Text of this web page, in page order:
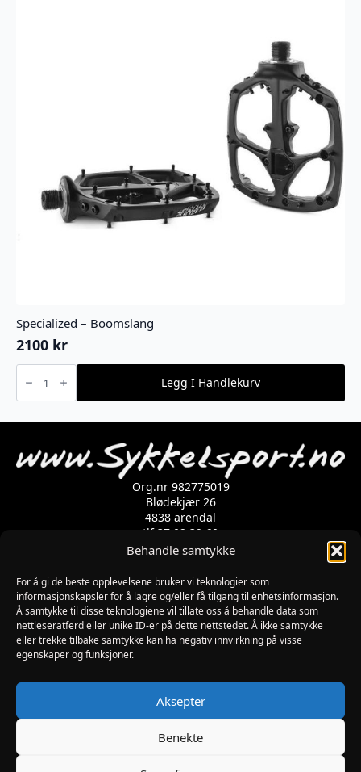
Behandle samtykke
For å gi de beste opplevelsene bruker vi teknologier som
informasjonskapsler for å lagre og/eller få tilgang til enhetsinformasjon.
Å samtykke til disse teknologiene vil tillate oss å behandle data som
nettleseratferd eller unike ID-er på dette nettstedet. Å ikke samtykke
eller trekke tilbake samtykke kan ha negativ innvirkning på visse
egenskaper og funksjoner.
Aksepter
Benekte
Specialized – Boomslang
2100 kr
Specialized
Boomslang
antall
Legg I Handlekurv
Org.nr 982775019
Blødekjær 26
4838 arendal
tlf 37 02 39 60
Kontaktskjema
Åpningstider
MANDAG-FREDAG: 09:00-17:00
LØRDAG: 10:00-15:00
SØNDAG: STENGT
PÅSKEAFTEN OG PINSEAFTEN : 10:00-13:00
Informasjon
MIN SIDE
KJØPSBETINGELSER